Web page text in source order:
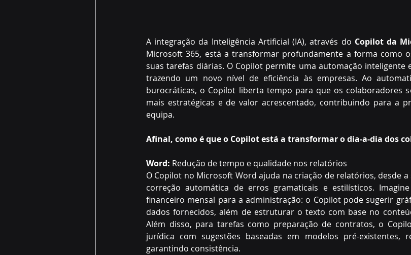
A integração da Inteligência Artificial (IA), através do Copilot da
Microsoft 365, está a transformar profundamente a forma como
suas tarefas diárias. O Copilot permite uma automação inteligente
trazendo um novo nível de eficiência às empresas. Ao
burocráticas, o Copilot liberta tempo para que os colaboradores
mais estratégicas e de valor acrescentado, contribuindo para a
equipa.
Afinal, como é que o Copilot está a transformar o dia-a-dia dos
Word: Redução de tempo e qualidade nos relatórios
O Copilot no Microsoft Word ajuda na criação de relatórios, desde
correção automática de erros gramaticais e estilísticos.
financeiro mensal para a administração: o Copilot pode sugerir
dados fornecidos, além de estruturar o texto com base no
Além disso, para tarefas como preparação de contratos, o
jurídica com sugestões baseadas em modelos pré-existentes,
garantindo consistência.